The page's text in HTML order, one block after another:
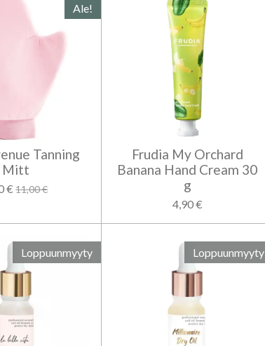
Ale!
Tanning
Mitt
€11,00 €
Frudia My Orchard
Banana Hand Cream 30
g
4,90 €
Loppuunmyyty Loppuunmyyty